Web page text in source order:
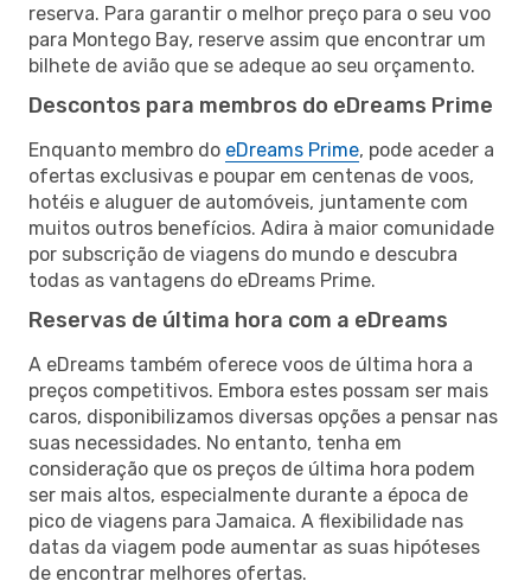
reserva. Para garantir o melhor preço para o seu voo
para Montego Bay, reserve assim que encontrar um
bilhete de avião que se adeque ao seu orçamento.
Descontos para membros do eDreams Prime
Enquanto membro do eDreams Prime, pode aceder a
ofertas exclusivas e poupar em centenas de voos,
hotéis e aluguer de automóveis, juntamente com
muitos outros benefícios. Adira à maior comunidade
por subscrição de viagens do mundo e descubra
todas as vantagens do eDreams Prime.
Reservas de última hora com a eDreams
A eDreams também oferece voos de última hora a
preços competitivos. Embora estes possam ser mais
caros, disponibilizamos diversas opções a pensar nas
suas necessidades. No entanto, tenha em
consideração que os preços de última hora podem
ser mais altos, especialmente durante a época de
pico de viagens para Jamaica. A flexibilidade nas
datas da viagem pode aumentar as suas hipóteses
de encontrar melhores ofertas.